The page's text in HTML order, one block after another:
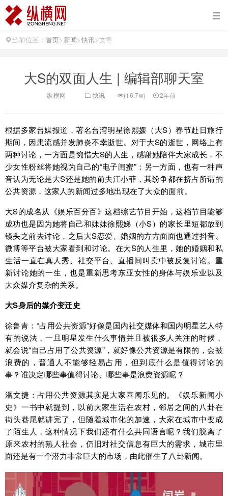
当前位置： 首页> 新闻>快讯>文章
大S的双面人生 | 编辑部聊天室
纵横网 快讯 (16.7w) 2年前
根据多家台媒报道，著名台湾明星徐熙媛（大S）春节赴日旅行
期间，因患流感并发肺炎不幸逝世。对于大S的逝世，网络上有
两种讨论，一方面是惋惜大S的人生，感谢她陪伴大家成长，不
少女性粉丝将她视为自己的“电子闺蜜”；另一方面，也有一种声
音认为无论是大S还是她的前夫汪小菲，其纷争都在挤占所谓的
公共资源，这家人的新闻过多地出现在了大众的面前。
大S的成名从《娱乐百分百》这档综艺节目开始，这档节目能够
成功也是因为她将自己和妹妹徐熙娣（小S）的家长里短都放到
镜头之前去讨论，之后大S恋爱、婚姻的方方面面也通过抖音、
微博等平台被大家看到和讨论。在大S的人生里，她的婚姻和私
生活一直在真人秀、社交平台、直播间叫卖中被反复讨论。重
新讨论她的一生，也是重新思考东亚女性的身体与娱乐业以及
大众媒介复杂的关系。
大S身后的媒介变迁史
徐鲁青：“占用公共资源”好像是国内社交媒体和国内明星艺人特
有的说法，一旦明星发生什么事情并且被很多人关注的时候，
就会说“自己占用了公共资源”，就好像公共资源是有限的，会被
浪费的，普通人不能够轻易占用，但到底什么是值得讨论的
事？谁决定哪些事值得讨论、哪些事是浪费资源呢？
潘文捷：占用公共资源其实是大家喜闻乐见的。《娱乐新闻小
史》一书中就提到，以前大家生活在农村，邻居之间的八卦在
街头巷尾就讲完了，但随着城市化的加速，大家在城市中变成
了陌生人，这种情况下我们还有什么共同语言呢？我们脱离了
原来农村的熟人社会，仍旧对社交信息有巨大的需求，城市里
面还是有一个潜力非常巨大的市场，由此催生了八卦新闻。